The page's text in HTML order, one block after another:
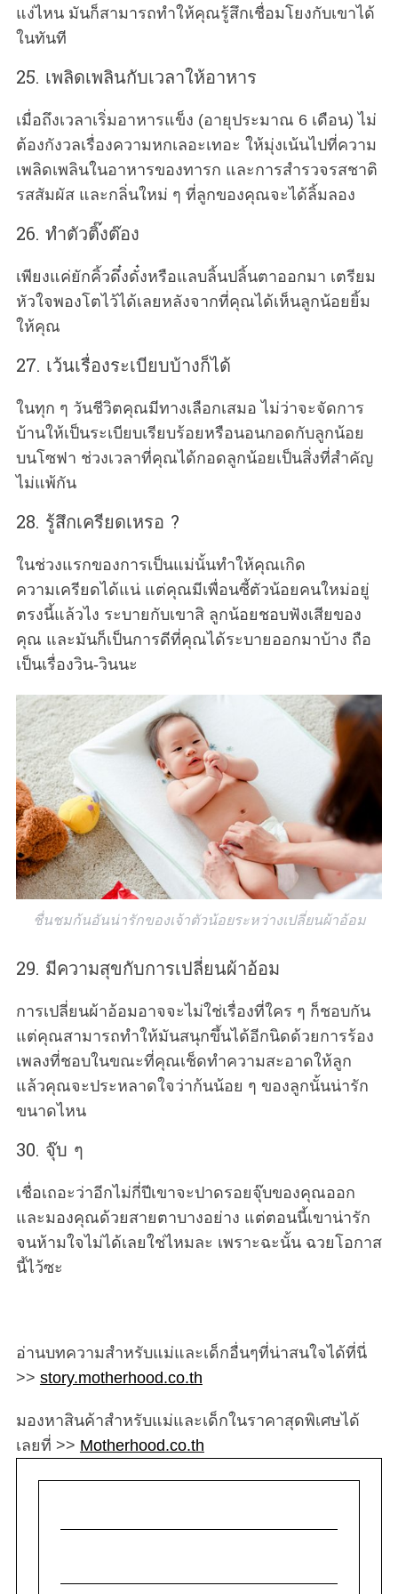
แง่ไหน มันก็สามารถทำให้คุณรู้สึกเชื่อมโยงกับเขาได้
ในทันที
25. เพลิดเพลินกับเวลาให้อาหาร
เมื่อถึงเวลาเริ่มอาหารแข็ง (อายุประมาณ 6 เดือน) ไม่
ต้องกังวลเรื่องความหกเลอะเทอะ ให้มุ่งเน้นไปที่ความ
เพลิดเพลินในอาหารของทารก และการสำรวจรสชาติ
รสสัมผัส และกลิ่นใหม่ ๆ ที่ลูกของคุณจะได้ลิ้มลอง
26. ทำตัวติ๊งต๊อง
เพียงแค่ยักคิ้วดึ๋งดั๋งหรือแลบลิ้นปลิ้นตาออกมา เตรียม
หัวใจพองโตไว้ได้เลยหลังจากที่คุณได้เห็นลูกน้อยยิ้ม
ให้คุณ
27. เว้นเรื่องระเบียบบ้างก็ได้
ในทุก ๆ วันชีวิตคุณมีทางเลือกเสมอ ไม่ว่าจะจัดการ
บ้านให้เป็นระเบียบเรียบร้อยหรือนอนกอดกับลูกน้อย
บนโซฟา ช่วงเวลาที่คุณได้กอดลูกน้อยเป็นสิ่งที่สำคัญ
ไม่แพ้กัน
28. รู้สึกเครียดเหรอ ?
ในช่วงแรกของการเป็นแม่นั้นทำให้คุณเกิด
ความเครียดได้แน่ แต่คุณมีเพื่อนซี้ตัวน้อยคนใหม่อยู่
ตรงนี้แล้วไง ระบายกับเขาสิ ลูกน้อยชอบฟังเสียของ
คุณ และมันก็เป็นการดีที่คุณได้ระบายออกมาบ้าง ถือ
เป็นเรื่องวิน-วินนะ
ชื่นชมก้นอันน่ารักของเจ้าตัวน้อยระหว่างเปลี่ยนผ้าอ้อม
29. มีความสุขกับการเปลี่ยนผ้าอ้อม
การเปลี่ยนผ้าอ้อมอาจจะไม่ใช่เรื่องที่ใคร ๆ ก็ชอบกัน
แต่คุณสามารถทำให้มันสนุกขึ้นได้อีกนิดด้วยการร้อง
เพลงที่ชอบในขณะที่คุณเช็ดทำความสะอาดให้ลูก
แล้วคุณจะประหลาดใจว่าก้นน้อย ๆ ของลูกนั้นน่ารัก
ขนาดไหน
30. จุ๊บ ๆ
เชื่อเถอะว่าอีกไม่กี่ปีเขาจะปาดรอยจุ๊บของคุณออก
และมองคุณด้วยสายตาบางอย่าง แต่ตอนนี้เขาน่ารัก
จนห้ามใจไม่ได้เลยใช่ไหมละ เพราะฉะนั้น ฉวยโอกาส
นี้ไว้ซะ
อ่านบทความสำหรับแม่และเด็กอื่นๆที่น่าสนใจได้ที่นี่
>> story.motherhood.co.th
มองหาสินค้าสำหรับแม่และเด็กในราคาสุดพิเศษได้
เลยที่ >> Motherhood.co.th